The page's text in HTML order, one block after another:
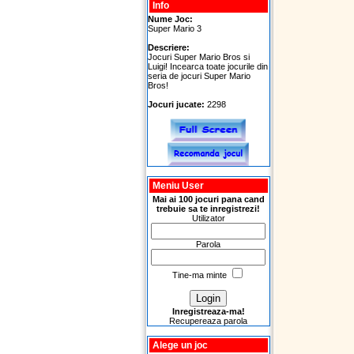
Info
Nume Joc:
Super Mario 3
Descriere:
Jocuri Super Mario Bros si
Luigi! Incearca toate jocurile din
seria de jocuri Super Mario
Bros!
Jocuri jucate: 2298
Meniu User
Mai ai 100 jocuri pana cand
trebuie sa te inregistrezi!
Utilizator
Parola
Tine-ma minte
Inregistreaza-ma!
Recupereaza parola
Alege un joc